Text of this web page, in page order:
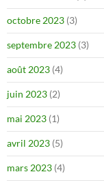
octobre 2023 (3)
septembre 2023 (3)
août 2023 (4)
juin 2023 (2)
mai 2023 (1)
avril 2023 (5)
mars 2023 (4)